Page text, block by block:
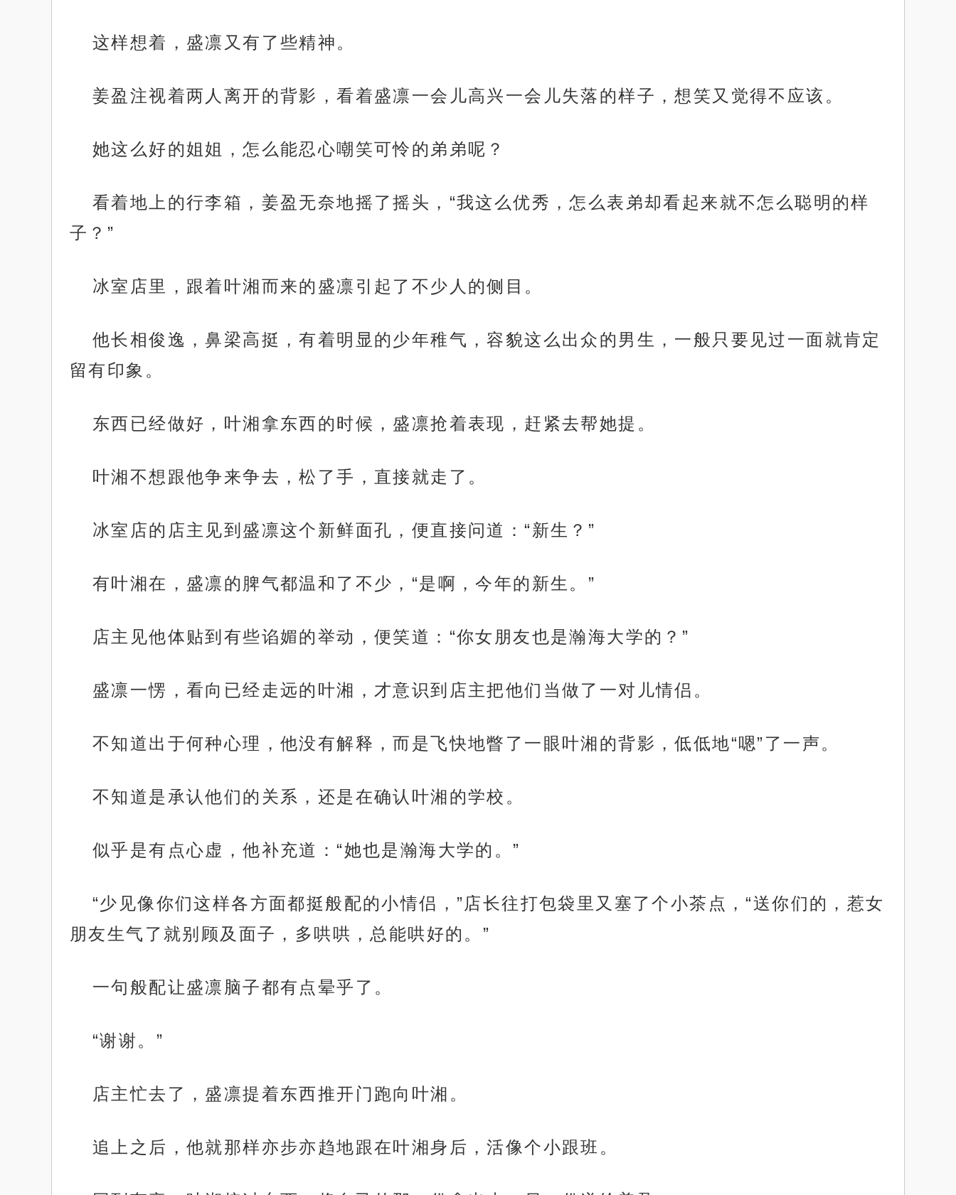
这样想着，盛凛又有了些精神。
姜盈注视着两人离开的背影，看着盛凛一会儿高兴一会儿失落的样子，想笑又觉得不应该。
她这么好的姐姐，怎么能忍心嘲笑可怜的弟弟呢？
看着地上的行李箱，姜盈无奈地摇了摇头，“我这么优秀，怎么表弟却看起来就不怎么聪明的样
子？”
冰室店里，跟着叶湘而来的盛凛引起了不少人的侧目。
他长相俊逸，鼻梁高挺，有着明显的少年稚气，容貌这么出众的男生，一般只要见过一面就肯定
留有印象。
东西已经做好，叶湘拿东西的时候，盛凛抢着表现，赶紧去帮她提。
叶湘不想跟他争来争去，松了手，直接就走了。
冰室店的店主见到盛凛这个新鲜面孔，便直接问道：“新生？”
有叶湘在，盛凛的脾气都温和了不少，“是啊，今年的新生。”
店主见他体贴到有些谄媚的举动，便笑道：“你女朋友也是瀚海大学的？”
盛凛一愣，看向已经走远的叶湘，才意识到店主把他们当做了一对儿情侣。
不知道出于何种心理，他没有解释，而是飞快地瞥了一眼叶湘的背影，低低地“嗯”了一声。
不知道是承认他们的关系，还是在确认叶湘的学校。
似乎是有点心虚，他补充道：“她也是瀚海大学的。”
“少见像你们这样各方面都挺般配的小情侣，”店长往打包袋里又塞了个小茶点，“送你们的，惹女
朋友生气了就别顾及面子，多哄哄，总能哄好的。”
一句般配让盛凛脑子都有点晕乎了。
“谢谢。”
店主忙去了，盛凛提着东西推开门跑向叶湘。
追上之后，他就那样亦步亦趋地跟在叶湘身后，活像个小跟班。